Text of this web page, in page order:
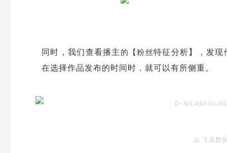
同时，我们查看播主 的【粉丝特征分析】，发现
在选择作品发布的时间时，就可以有所侧重。
△ 飞瓜数